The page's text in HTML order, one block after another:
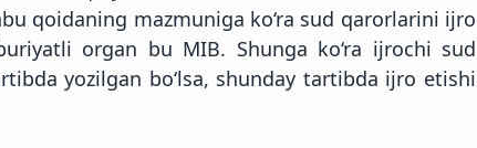
qoidaning mazmuniga ko‘ra sud qarorlarini ijro
organ bu MIB. Shunga ko‘ra ijrochi sud
yozilgan bo‘lsa, shunday tartibda ijro etishi